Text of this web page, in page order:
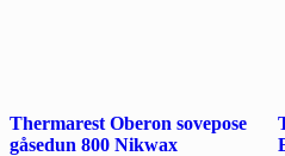
Thermarest Oberon sovepose
gåsedun 800 Nikwax